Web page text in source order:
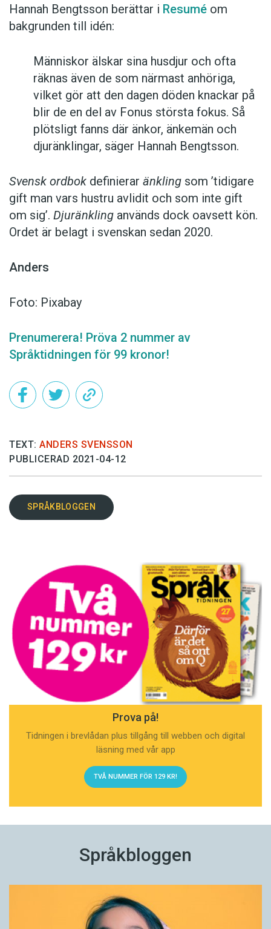
Hannah Bengtsson berättar i Resumé om
bakgrunden till idén:
Människor älskar sina husdjur och ofta
räknas även de som närmast anhöriga,
vilket gör att den dagen döden knackar på
blir de en del av Fonus största fokus. Så
plötsligt fanns där änkor, änkemän och
djuränklingar, säger Hannah Bengtsson.
Svensk ordbok definierar änkling som ’tidigare
gift man vars hustru av­lidit och som inte gift
om sig’. Djuränkling används dock oavsett kön.
Ordet är belagt i svenskan sedan 2020.
Anders
Foto: Pixabay
Prenumerera! Pröva 2 nummer av
Språktidningen för 99 kronor!
TEXT: ANDERS SVENSSON
PUBLICERAD 2021-04-12
SPRÅKBLOGGEN
Prova på!
Tidningen i brevlådan plus tillgång till webben och digital
läsning med vår app
TVÅ NUMMER FÖR 129 KR!
Språkbloggen